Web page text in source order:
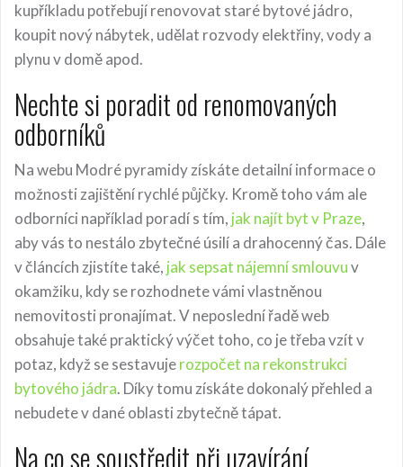
kupříkladu potřebují renovovat staré bytové jádro,
koupit nový nábytek, udělat rozvody elektřiny, vody a
plynu v domě apod.
Nechte si poradit od renomovaných
odborníků
Na webu Modré pyramidy získáte detailní informace o
možnosti zajištění rychlé půjčky. Kromě toho vám ale
odborníci například poradí s tím, jak najít byt v Praze,
aby vás to nestálo zbytečné úsilí a drahocenný čas. Dále
v článcích zjistíte také, jak sepsat nájemní smlouvuv
okamžiku, kdy se rozhodnete vámi vlastněnou
nemovitosti pronajímat. V neposlední řadě web
obsahuje také praktický výčet toho, co je třeba vzít v
potaz, když se sestavujerozpočet na rekonstrukci
bytového jádra. Díky tomu získáte dokonalý přehled a
nebudete v dané oblasti zbytečně tápat.
Na co se soustředit při uzavírání